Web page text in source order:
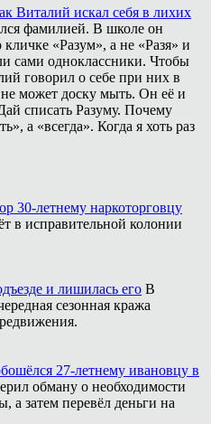
Виталий искал себя в лихих
фамилией. В школе он
«Разум», а не «Разя» и
сами одноклассники. Чтобы
говорил о себе при них в
не может доску мыть. Он её и
списать Разуму. Почему
а «всегда». Когда я хоть раз
30-летнему наркоторговцу
в исправительной колонии
и лишилась его В
сезонная кража
27-летнему ивановцу в
обману о необходимости
а затем перевёл деньги на